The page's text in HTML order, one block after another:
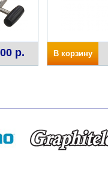
р. В корзину